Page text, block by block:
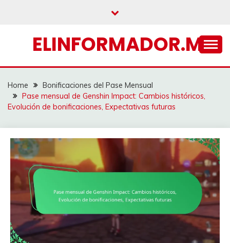
ELINFORMADOR.MX
Home
Bonificaciones del Pase Mensual
Pase mensual de Genshin Impact: Cambios históricos,
Evolución de bonificaciones, Expectativas futuras